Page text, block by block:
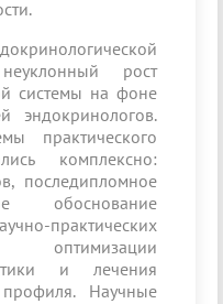
рост
системы на фоне
эндокринологов.
практического
комплексно:
последипломное
обоснование
практических
и лечения
Научные